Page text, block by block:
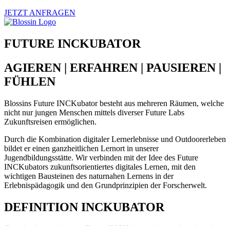
JETZT ANFRAGEN
FUTURE INCKUBATOR
AGIEREN | ERFAHREN | PAUSIEREN |
FÜHLEN
Blossins Future INCKubator besteht aus mehreren Räumen, welche
nicht nur jungen Menschen mittels diverser Future Labs
Zukunftsreisen ermöglichen.
Durch die Kombination digitaler Lernerlebnisse und Outdoorerleben
bildet er einen ganzheitlichen Lernort in unserer
Jugendbildungsstätte. Wir verbinden mit der Idee des Future
INCKubators zukunftsorientiertes digitales Lernen, mit den
wichtigen Bausteinen des naturnahen Lernens in der
Erlebnispädagogik und den Grundprinzipien der Forscherwelt.
DEFINITION INCKUBATOR